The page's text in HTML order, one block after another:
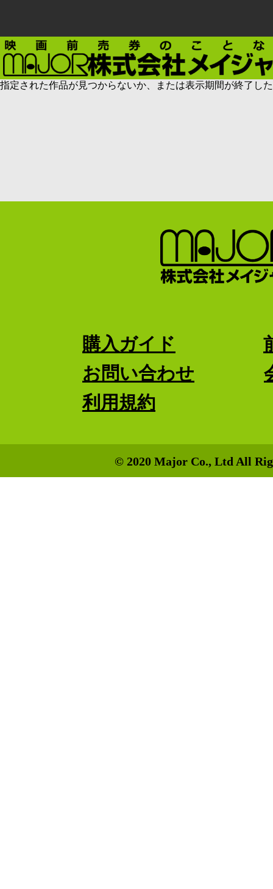
指定された作品が見つからないか、または表示期間が終了し
購入ガイド
お問い合わせ
利用規約
© 2020 Major Co., Ltd All